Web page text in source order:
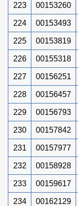
223 00153260
224 00153493
225 00153819
226 00155318
227 00156251
228 00156457
229 00156793
230 00157842
231 00157977
232 00158928
233 00159617
234 00162129